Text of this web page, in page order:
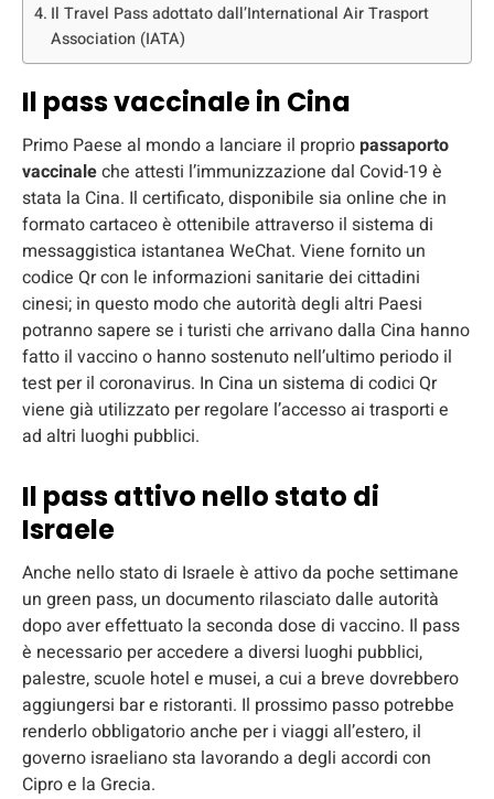
Il Travel Pass adottato dall’International Air Trasport
Association (IATA)
Il pass vaccinale in Cina
Primo Paese al mondo a lanciare il propriopassaporto
vaccinaleche attesti l’immunizzazione dal Covid-19 è
stata la Cina. Il certificato, disponibile sia online che in
formato cartaceo è ottenibile attraverso il sistema di
messaggistica istantanea WeChat. Viene fornito un
codice Qr con le informazioni sanitarie dei cittadini
cinesi; in questo modo che autorità degli altri Paesi
potranno sapere se i turisti che arrivano dalla Cina hanno
fatto il vaccino o hanno sostenuto nell’ultimo periodo il
test per il coronavirus. In Cina un sistema di codici Qr
viene già utilizzato per regolare l’accesso ai trasporti e
ad altri luoghi pubblici.
Il pass attivo nello stato di
Israele
Anche nello stato di Israele è attivo da poche settimane
un green pass, un documento rilasciato dalle autorità
dopo aver effettuato la seconda dose di vaccino. Il pass
è necessario per accedere a diversi luoghi pubblici,
palestre, scuole hotel e musei, a cui a breve dovrebbero
aggiungersi bar e ristoranti. Il prossimo passo potrebbe
renderlo obbligatorio anche per i viaggi all’estero, il
governo israeliano sta lavorando a degli accordi con
Cipro e la Grecia.